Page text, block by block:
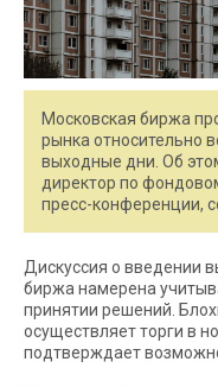
Московская биржа
рынка относительно
выходные дни. Об
директор по
пресс-конференции,
Дискуссия о введении
биржа намерена
принятии решений.
осуществляет торги в
подтверждает